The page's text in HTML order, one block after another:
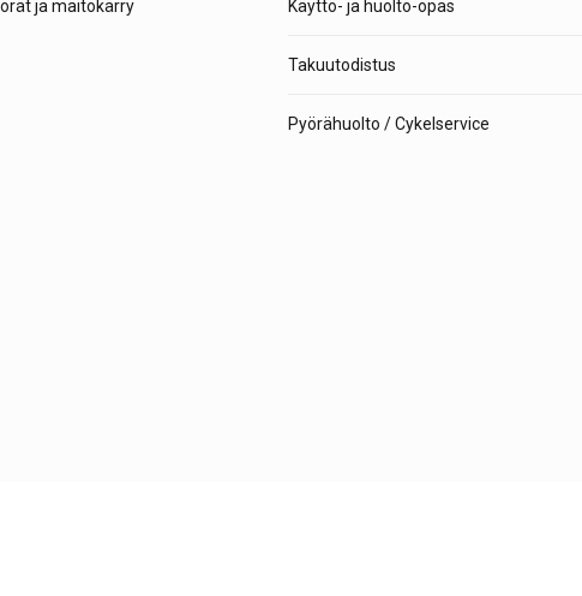
ja maitokärry Käyttö- ja huolto-opas
Takuutodistus
Pyörähuolto / Cykelservice